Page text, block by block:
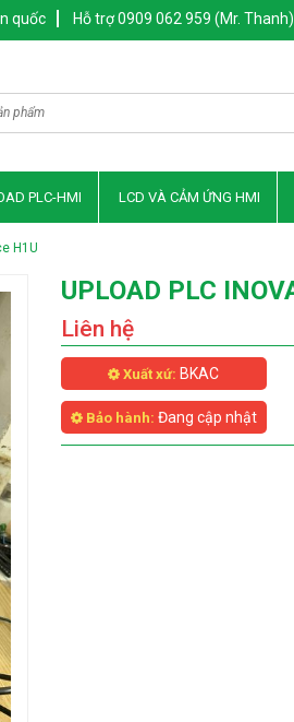
quốc Hỗ trợ 0909 062 959 (Mr. Thanh)
PLC-HMI LCD VÀ CẢM ỨNG HMI
H1U
UPLOAD PLC
Liên hệ
Xuất xứ: BKAC
Bảo hành: Đang cập nhật